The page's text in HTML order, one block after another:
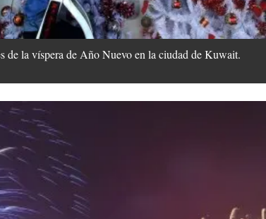
de la víspera de Año Nuevo en la ciudad de Kuwait.